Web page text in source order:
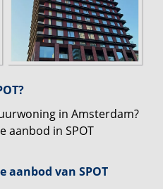
in Amsterdam?
aanbod in SPOT
aanbod van SPOT